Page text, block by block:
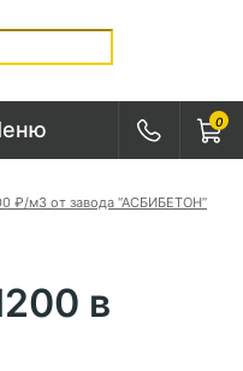
0
₽/м3 от завода “АСБИБЕТОН”
в